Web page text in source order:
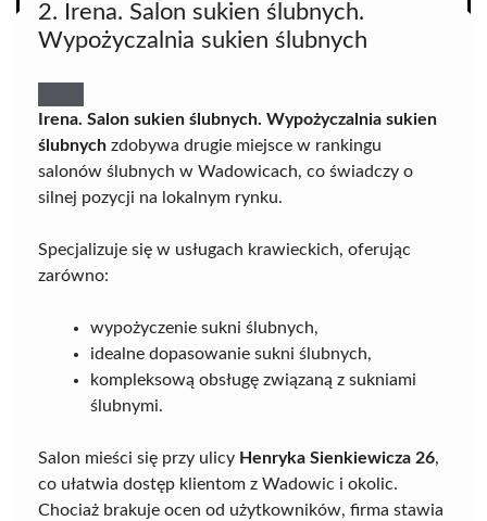
2. Irena. Salon sukien ślubnych.
Wypożyczalnia sukien ślubnych
Irena. Salon sukien ślubnych. Wypożyczalnia sukien
ślubnych zdobywa drugie miejsce w rankingu
salonów ślubnych w Wadowicach, co świadczy o
silnej pozycji na lokalnym rynku.
Specjalizuje się w usługach krawieckich, oferując
zarówno:
wypożyczenie sukni ślubnych,
idealne dopasowanie sukni ślubnych,
kompleksową obsługę związaną z sukniami
ślubnymi.
Salon mieści się przy ulicy Henryka Sienkiewicza 26,
co ułatwia dostęp klientom z Wadowic i okolic.
Chociaż brakuje ocen od użytkowników, firma stawia